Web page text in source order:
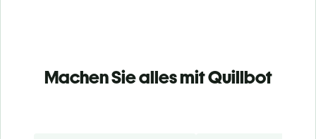
Machen Sie alles mit Quillbot